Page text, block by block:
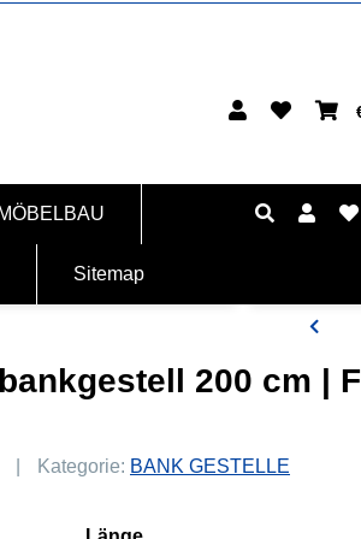
Sitemap
200 cm |
Kategorie: BANK GESTELLE